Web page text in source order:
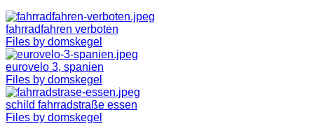
fahrradfahren verboten
Files by domskegel
eurovelo 3, spanien
Files by domskegel
schild fahrradstraße essen
Files by domskegel